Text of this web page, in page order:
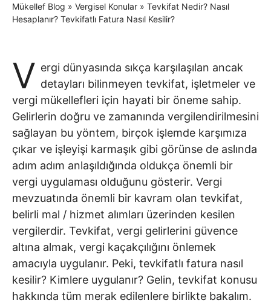
Mükellef Blog » Vergisel Konular » Tevkifat Nedir? Nasıl
Hesaplanır? Tevkifatlı Fatura Nasıl Kesilir?
V ergi dünyasında sıkça karşılaşılan ancak
detayları bilinmeyen tevkifat, işletmeler ve
vergi mükellefleri için hayati bir öneme sahip.
Gelirlerin doğru ve zamanında vergilendirilmesini
sağlayan bu yöntem, birçok işlemde karşımıza
çıkar ve işleyişi karmaşık gibi görünse de aslında
adım adım anlaşıldığında oldukça önemli bir
vergi uygulaması olduğunu gösterir. Vergi
mevzuatında önemli bir kavram olan tevkifat,
belirli mal / hizmet alımları üzerinden kesilen
vergilerdir. Tevkifat, vergi gelirlerini güvence
altına almak, vergi kaçakçılığını önlemek
amacıyla uygulanır. Peki, tevkifatlı fatura nasıl
kesilir? Kimlere uygulanır? Gelin, tevkifat konusu
hakkında tüm merak edilenlere birlikte bakalım.